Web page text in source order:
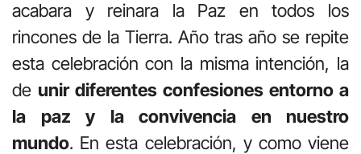
acabara y reinara la Paz en todos los
rincones de la Tierra. Año tras año se repite
esta celebración con la misma intención, la
de unir diferentes confesiones entorno a
la paz y la convivencia en nuestro
mundo. En esta celebración, y como viene